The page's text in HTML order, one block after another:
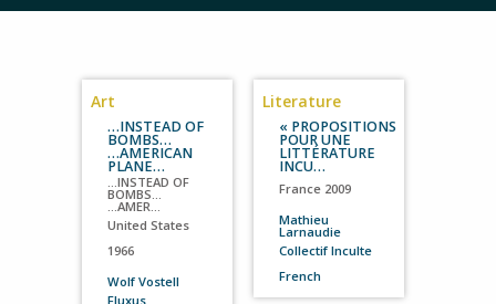
Art
…INSTEAD OF
BOMBS…
…AMERICAN
PLANE…
…INSTEAD OF
BOMBS…
…AMER…
United States
1966
Wolf Vostell
Fluxus
Literature
« PROPOSITIONS
POUR UNE
LITTÉRATURE
INCU…
France 2009
Mathieu
Larnaudie
Collectif Inculte
French